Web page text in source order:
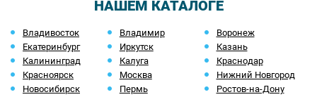
НАШЕМ КАТАЛОГЕ
Владивосток Владимир
Воронеж
Екатеринбург
Иркутск
Казань
Калининград
Калуга
Краснодар
Красноярск
Москва
Нижний Новгород
Новосибирск
Пермь
Ростов-на-Дону